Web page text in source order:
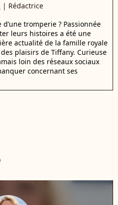
| Rédactrice
tromperie ? Passionnée
leurs histoires a été une
actualité de la famille royale
plaisirs de Tiffany. Curieuse
loin des réseaux sociaux
concernant ses